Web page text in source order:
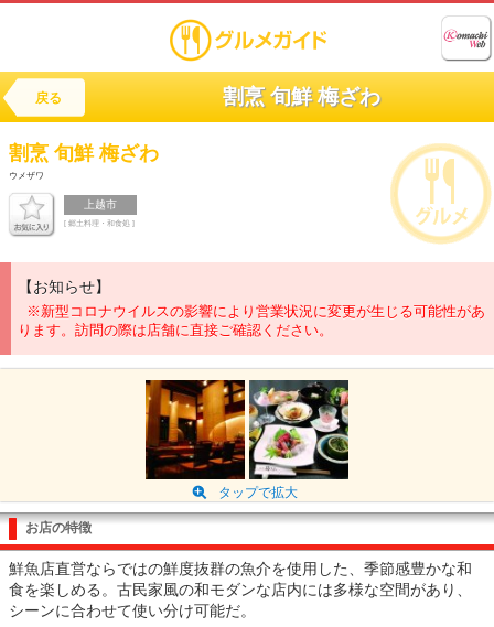
戻る 割烹 旬鮮 梅ざわ
割烹 旬鮮梅ざわ
ウメザワ
上越市
[ 郷土料理・和食処 ]
【お知らせ】
※新型コロナウイルスの影響により営業状況に変更が生じる可能性があ
ります。訪問の際は店舗に直接ご確認ください。
タップで拡大
お店の特徴
鮮魚店直営ならではの鮮度抜群の魚介を使用した、季節感豊かな和
食を楽しめる。古民家風の和モダンな店内には多様な空間があり、
シーンに合わせて使い分け可能だ。